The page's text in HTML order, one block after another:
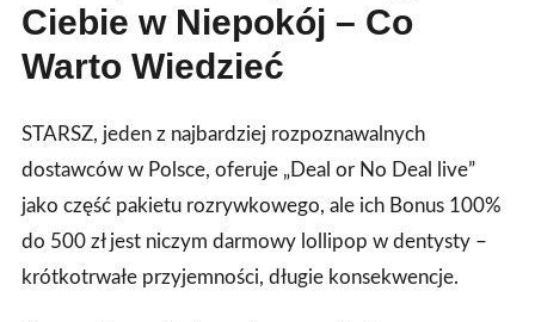
Ciebie w Niepokój – Co
Warto Wiedzieć
STARSZ, jeden z najbardziej rozpoznawalnych
dostawców w Polsce, oferuje „Deal or No Deal live”
jako część pakietu rozrywkowego, ale ich Bonus 100%
do 500 zł jest niczym darmowy lollipop w dentysty –
krótkotrwałe przyjemności, długie konsekwencje.